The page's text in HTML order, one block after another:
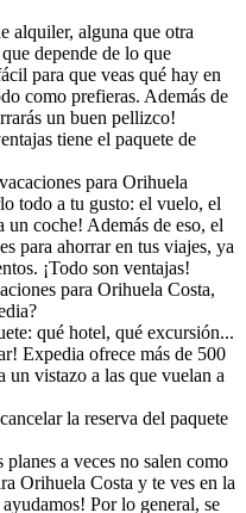
alquiler, alguna que otra
depende de lo que
para que veas qué hay en
como prefieras. Además de
un buen pellizco!
tiene el paquete de
para Orihuela
todo a tu gusto: el vuelo, el
un coche! Además de eso, el
para ahorrar en tus viajes, ya
¡Todo son ventajas!
para Orihuela Costa,
qué hotel, qué excursión...
Expedia ofrece más de 500
un vistazo a las que vuelan a
la reserva del paquete
a veces no salen como
Orihuela Costa y te ves en la
Por lo general, se